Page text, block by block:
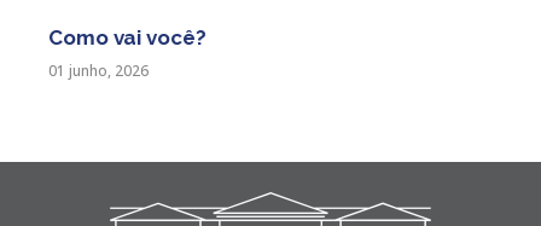
Como vai você?
01 junho, 2026